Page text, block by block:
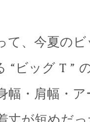
て、今夏の
“ビッグ T ”
幅・肩幅・